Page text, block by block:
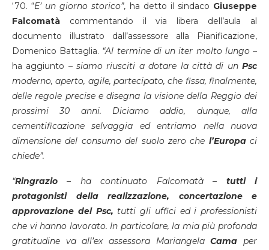
‘70. “E’ un giorno storico”, ha detto il sindaco Giuseppe
Falcomatà commentando il via libera dell’aula al
documento illustrato dall’assessore alla Pianificazione,
Domenico Battaglia. “Al termine di un iter molto lungo–
ha aggiunto – siamo riusciti a dotare la città di unPsc
moderno, aperto, agile, partecipato, che fissa, finalmente,
delle regole precise e disegna la visione della Reggio dei
prossimi 30 anni. Diciamo addio, dunque, alla
cementificazione selvaggia ed entriamo nella nuova
dimensione del consumo del suolo zero che l’Europaci
chiede”.
“Ringrazio – ha continuato Falcomatà – tutti i
protagonisti della realizzazione, concertazione e
approvazione del Psc, tutti gli uffici ed i professionisti
che vi hanno lavorato. In particolare, la mia più profonda
gratitudine va all’ex assessora MariangelaCama per